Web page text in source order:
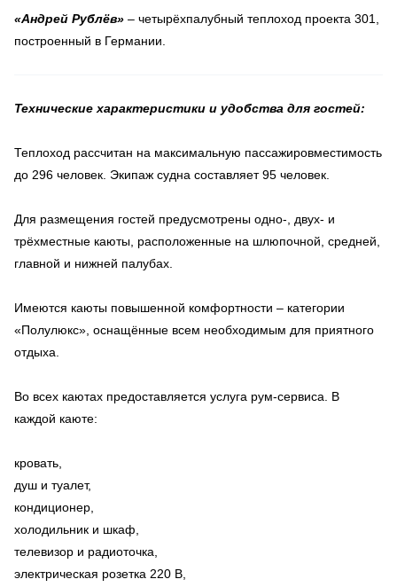
«Андрей Рублёв» – четырёхпалубный теплоход проекта 301,
построенный в Германии.
Технические характеристики и удобства для гостей:
Теплоход рассчитан на максимальную пассажировместимость
до 296 человек. Экипаж судна составляет 95 человек.
Для размещения гостей предусмотрены одно-, двух- и
трёхместные каюты, расположенные на шлюпочной, средней,
главной и нижней палубах.
Имеются каюты повышенной комфортности – категории
«Полулюкс», оснащённые всем необходимым для приятного
отдыха.
Во всех каютах предоставляется услуга рум-сервиса. В
каждой каюте:
кровать,
душ и туалет,
кондиционер,
холодильник и шкаф,
телевизор и радиоточка,
электрическая розетка 220 В,